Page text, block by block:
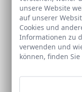
unsere Website
auf unserer
Cookies und
Informationen zu
verwenden und
können, finden